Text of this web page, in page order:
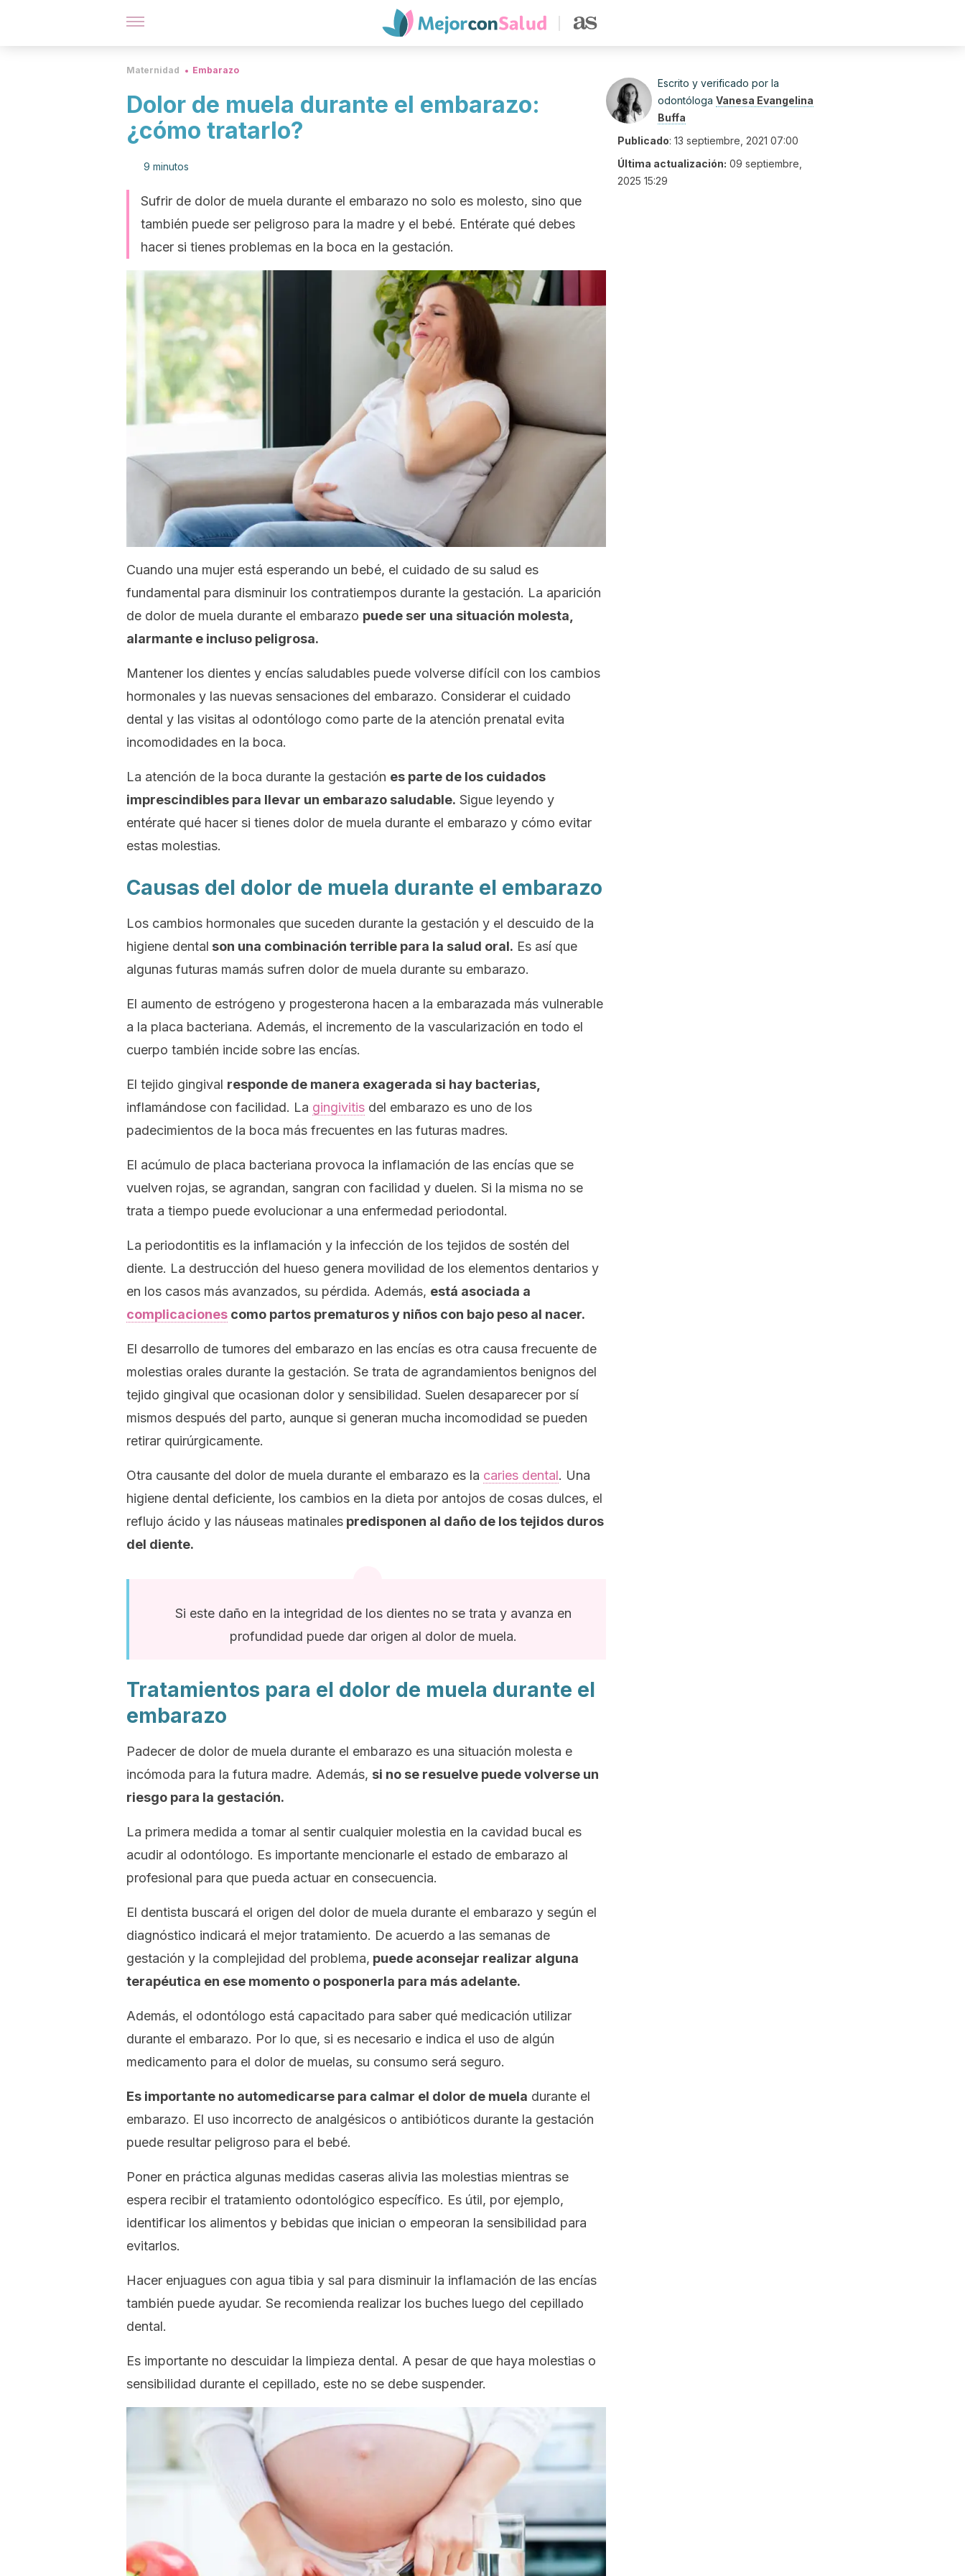
Maternidad Embarazo
Dolor de muela durante el embarazo:
¿cómo tratarlo?
9 minutos
Sufrir de dolor de muela durante el embarazo no solo es molesto, sino que
también puede ser peligroso para la madre y el bebé. Entérate qué debes
hacer si tienes problemas en la boca en la gestación.
Cuando una mujer está esperando un bebé, el cuidado de su salud es
fundamental para disminuir los contratiempos durante la gestación. La aparición
de dolor de muela durante el embarazo puede ser una situación molesta,
alarmante e incluso peligrosa.
Mantener los dientes y encías saludables puede volverse difícil con los cambios
hormonales y las nuevas sensaciones del embarazo. Considerar el cuidado
dental y las visitas al odontólogo como parte de la atención prenatal evita
incomodidades en la boca.
La atención de la boca durante la gestación es parte de los cuidados
imprescindibles para llevar un embarazo saludable. Sigue leyendo y
entérate qué hacer si tienes dolor de muela durante el embarazo y cómo evitar
estas molestias.
Causas del dolor de muela durante el embarazo
Los cambios hormonales que suceden durante la gestación y el descuido de la
higiene dental son una combinación terrible para la salud oral. Es así que
algunas futuras mamás sufren dolor de muela durante su embarazo.
El aumento de estrógeno y progesterona hacen a la embarazada más vulnerable
a la placa bacteriana. Además, el incremento de la vascularización en todo el
cuerpo también incide sobre las encías.
El tejido gingival responde de manera exagerada si hay bacterias,
inflamándose con facilidad. La gingivitis del embarazo es uno de los
padecimientos de la boca más frecuentes en las futuras madres.
El acúmulo de placa bacteriana provoca la inflamación de las encías que se
vuelven rojas, se agrandan, sangran con facilidad y duelen. Si la misma no se
trata a tiempo puede evolucionar a una enfermedad periodontal.
La periodontitis es la inflamación y la infección de los tejidos de sostén del
diente. La destrucción del hueso genera movilidad de los elementos dentarios y
en los casos más avanzados, su pérdida. Además, está asociada a
complicaciones como partos prematuros y niños con bajo peso al nacer.
El desarrollo de tumores del embarazo en las encías es otra causa frecuente de
molestias orales durante la gestación. Se trata de agrandamientos benignos del
tejido gingival que ocasionan dolor y sensibilidad. Suelen desaparecer por sí
mismos después del parto, aunque si generan mucha incomodidad se pueden
retirar quirúrgicamente.
Otra causante del dolor de muela durante el embarazo es la caries dental. Una
higiene dental deficiente, los cambios en la dieta por antojos de cosas dulces, el
reflujo ácido y las náuseas matinales predisponen al daño de los tejidos duros
del diente.
Si este daño en la integridad de los dientes no se trata y avanza en
profundidad puede dar origen al dolor de muela.
Tratamientos para el dolor de muela durante el
embarazo
Padecer de dolor de muela durante el embarazo es una situación molesta e
incómoda para la futura madre. Además, si no se resuelve puede volverse un
riesgo para la gestación.
La primera medida a tomar al sentir cualquier molestia en la cavidad bucal es
acudir al odontólogo. Es importante mencionarle el estado de embarazo al
profesional para que pueda actuar en consecuencia.
El dentista buscará el origen del dolor de muela durante el embarazo y según el
diagnóstico indicará el mejor tratamiento. De acuerdo a las semanas de
gestación y la complejidad del problema, puede aconsejar realizar alguna
terapéutica en ese momento o posponerla para más adelante.
Además, el odontólogo está capacitado para saber qué medicación utilizar
durante el embarazo. Por lo que, si es necesario e indica el uso de algún
medicamento para el dolor de muelas, su consumo será seguro.
Es importante no automedicarse para calmar el dolor de muela durante el
embarazo. El uso incorrecto de analgésicos o antibióticos durante la gestación
puede resultar peligroso para el bebé.
Poner en práctica algunas medidas caseras alivia las molestias mientras se
espera recibir el tratamiento odontológico específico. Es útil, por ejemplo,
identificar los alimentos y bebidas que inician o empeoran la sensibilidad para
evitarlos.
Hacer enjuagues con agua tibia y sal para disminuir la inflamación de las encías
también puede ayudar. Se recomienda realizar los buches luego del cepillado
dental.
Es importante no descuidar la limpieza dental. A pesar de que haya molestias o
sensibilidad durante el cepillado, este no se debe suspender.
Escrito y verificado por la
odontóloga Vanesa Evangelina
Buffa
Publicado: 13 septiembre, 2021 07:00
Última actualización: 09 septiembre,
2025 15:29